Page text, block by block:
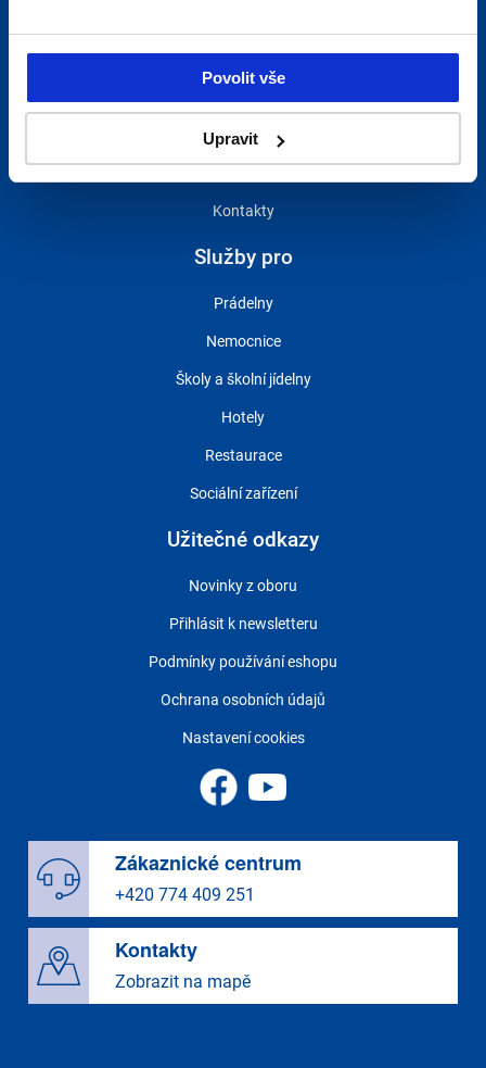
Povolit vše
Upravit
Optimalizace energii
Realizované projekty
Kontakty
Služby pro
Prádelny
Nemocnice
Školy a školní jídelny
Hotely
Restaurace
Sociální zařízení
Užitečné odkazy
Novinky z oboru
Přihlásit k newsletteru
Podmínky používání eshopu
Ochrana osobních údajů
Nastavení cookies
Zákaznické centrum
+420 774 409 251
Kontakty
Zobrazit na mapě